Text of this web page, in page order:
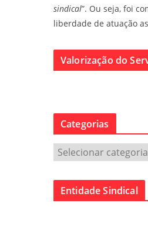
sindical”. Ou seja, foi
liberdade de atuação
Valorização do
Categorias
a
t
Entidade Sindical